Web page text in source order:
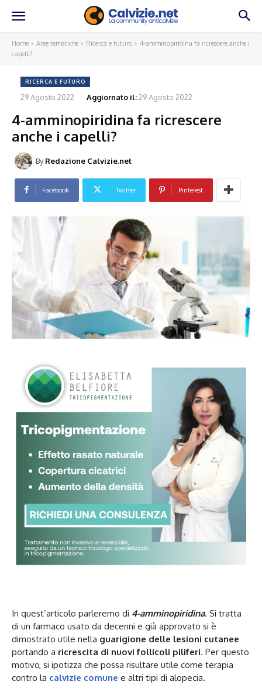
Home Aree tematiche Ricerca e futuro
4-amminopiridina fa ricrescere anche i
capelli?
RICERCA E FUTURO
29 Agosto 2022 Aggiornato il:29 Agosto 2022
4-amminopiridina fa ricrescere
anche i capelli?
By Redazione Calvizie.net
Facebook Twitter Pinterest
In quest’articolo parleremo di 4-amminopiridina. Si tratta
di un farmaco usato da decenni e già approvato si è
dimostrato utile nella guarigione delle lesioni cutanee
portando a ricrescita di nuovi follicoli piliferi. Per questo
motivo, si ipotizza che possa risultare utile come terapia
contro la calvizie comune e altri tipi di alopecia.